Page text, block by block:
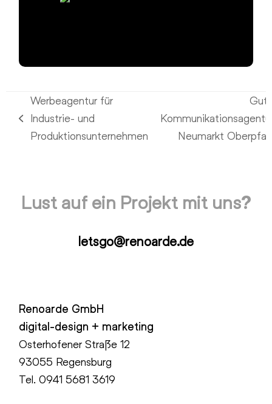
vorheriger
Beitrag:
Werbeagentur für
Industrie- und
Produktionsunternehmen
Nächster
Beitrag:
Neumarkt
Lust auf ein Projekt mit uns?
letsgo@renoarde.de
Renoarde GmbH
digital-design + marketing
Osterhofener Straße 12
93055 Regensburg
Tel.0941 5681 3619